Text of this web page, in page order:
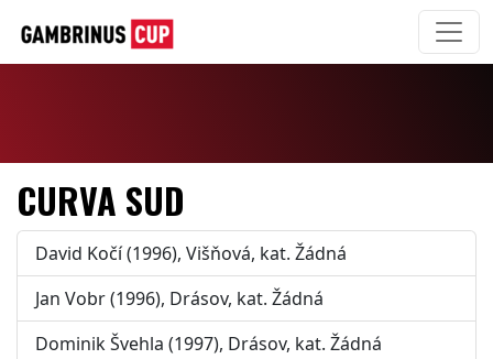
CURVA SUD
David Kočí (1996), Višňová, kat. Žádná
Jan Vobr (1996), Drásov, kat. Žádná
Dominik Švehla (1997), Drásov, kat. Žádná